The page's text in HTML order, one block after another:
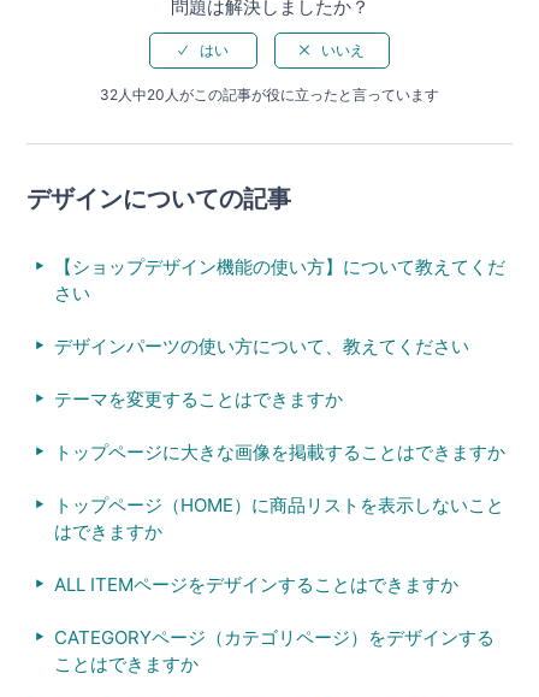
問題は解決しましたか？
32人中20人がこの記事が役に立ったと言っています
デザインについての記事
【ショップデザイン機能の使い方】について教えてくだ
さい
デザインパーツの使い方について、教えてください
テーマを変更することはできますか
トップページに大きな画像を掲載することはできますか
トップページ（HOME）に商品リストを表示しないこと
はできますか
ALL ITEMページをデザインすることはできますか
CATEGORYページ（カテゴリページ）をデザインする
ことはできますか